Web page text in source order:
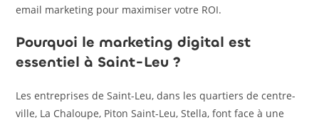
email marketing pour maximiser votre ROI.
Pourquoi le marketing digital est
essentiel à Saint-Leu ?
Les entreprises de Saint-Leu, dans les quartiers de centre-
ville, La Chaloupe, Piton Saint-Leu, Stella, font face à une